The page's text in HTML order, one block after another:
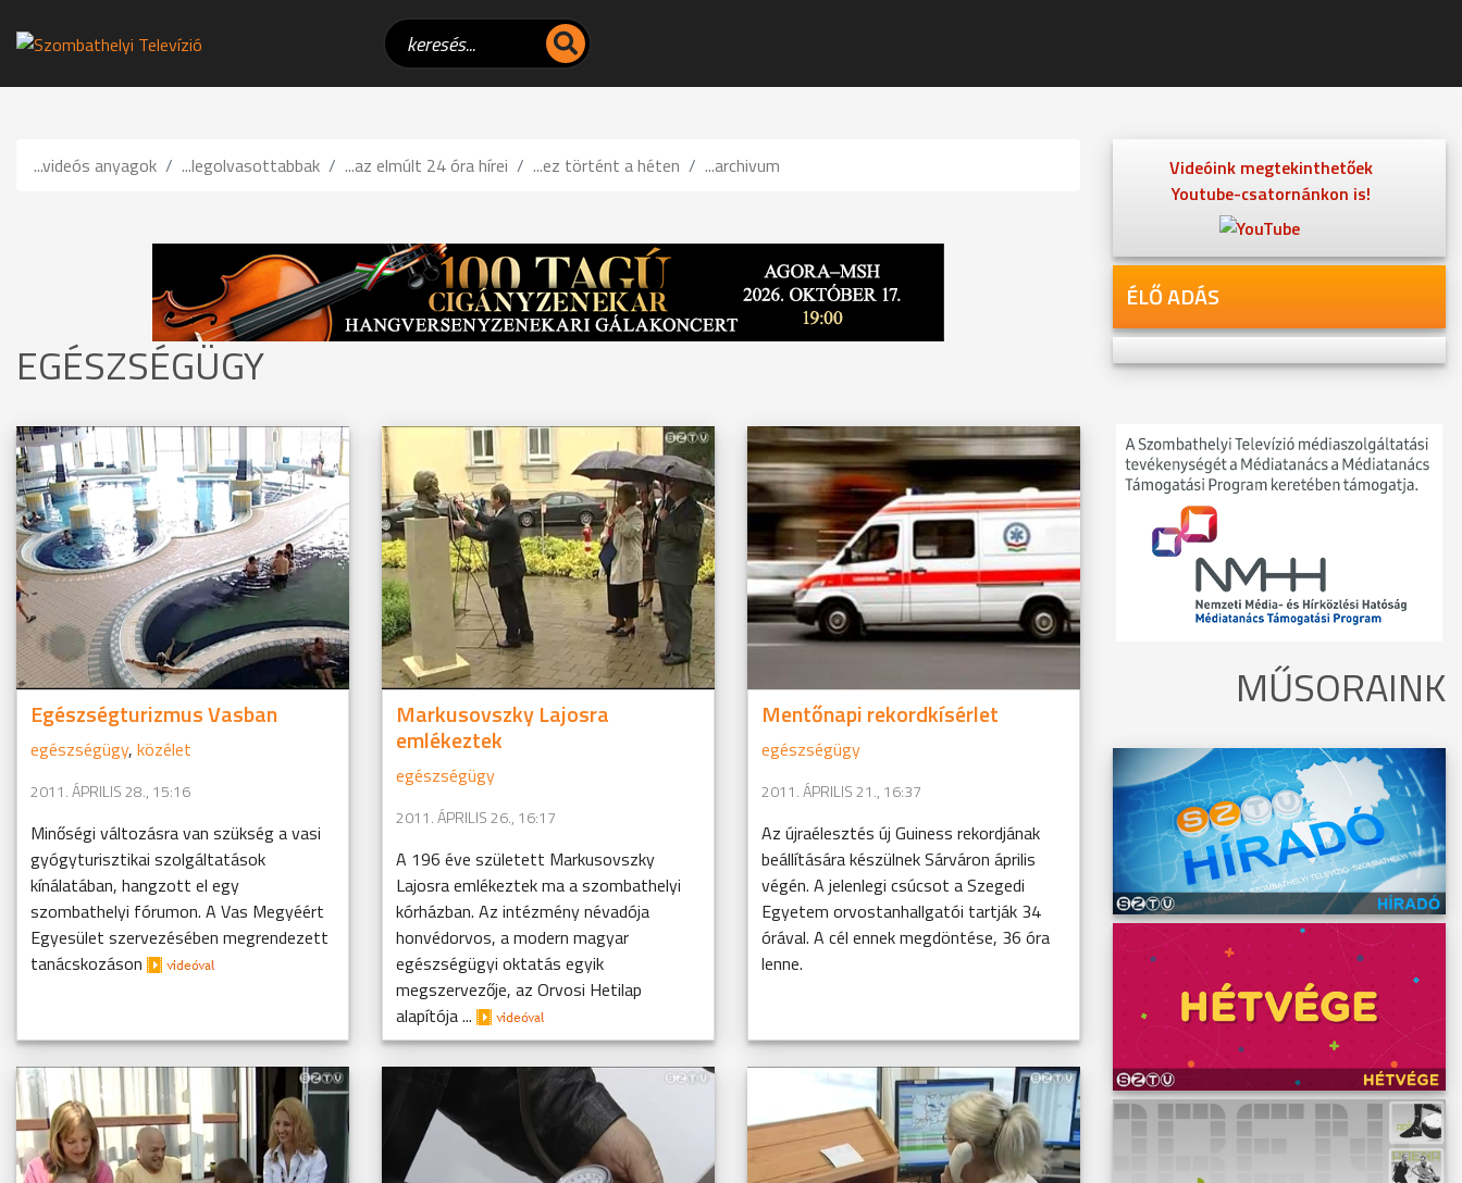
...videós anyagok ...legolvasottabbak ...az elmúlt 24 óra hírei ...ez történt a héten ...archivum
EGÉSZSÉGÜGY
Egészségturizmus Vasban
egészségügy, közélet
2011. ÁPRILIS 28., 15:16
Minőségi változásra van szükség a vasi
gyógyturisztikai szolgáltatások
kínálatában, hangzott el egy
szombathelyi fórumon. A Vas Megyéért
Egyesület szervezésében megrendezett
tanácskozáson
Markusovszky Lajosra
emlékeztek
egészségügy
2011. ÁPRILIS 26., 16:17
A 196 éve született Markusovszky
Lajosra emlékeztek ma a szombathelyi
kórházban. Az intézmény névadója
honvédorvos, a modern magyar
egészségügyi oktatás egyik
megszervezője, az Orvosi Hetilap
alapítója ...
Mentőnapi rekordkísérlet
egészségügy
2011. ÁPRILIS 21., 16:37
Az újraélesztés új Guiness rekordjának
beállítására készülnek Sárváron április
végén. A jelenlegi csúcsot a Szegedi
Egyetem orvostanhallgatói tartják 34
órával. A cél ennek megdöntése, 36 óra
lenne.
Videóink megtekinthetőek
Youtube-csatornánkon is!
ÉLŐ ADÁS
MŰSORAINK